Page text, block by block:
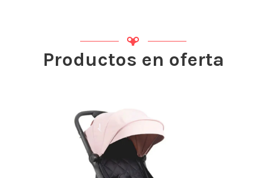
Productos en oferta